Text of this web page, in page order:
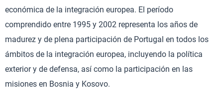
económica de la integración europea. El período
comprendido entre 1995 y 2002 representa los años de
madurez y de plena participación de Portugal en todos los
ámbitos de la integración europea, incluyendo la política
exterior y de defensa, así como la participación en las
misiones en Bosnia y Kosovo.